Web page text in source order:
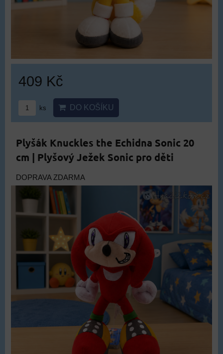
409 Kč
ks DO KOŠÍKU
Plyšák Knuckles the Echidna Sonic 20
cm | Plyšový Ježek Sonic pro děti
DOPRAVA ZDARMA